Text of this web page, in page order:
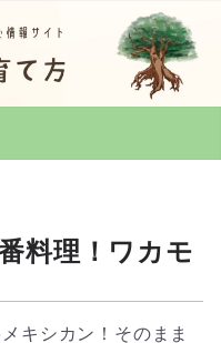
料理！ワカモ
キシカン！そのまま